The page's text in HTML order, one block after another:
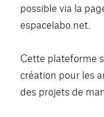
possible via la
espacelabo.net.
Cette plateforme
création pour les
des projets de